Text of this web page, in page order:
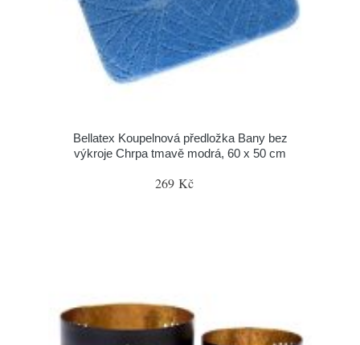
Bellatex Koupelnová předložka Bany bez
výkroje Chrpa tmavě modrá, 60 x 50 cm
269 Kč